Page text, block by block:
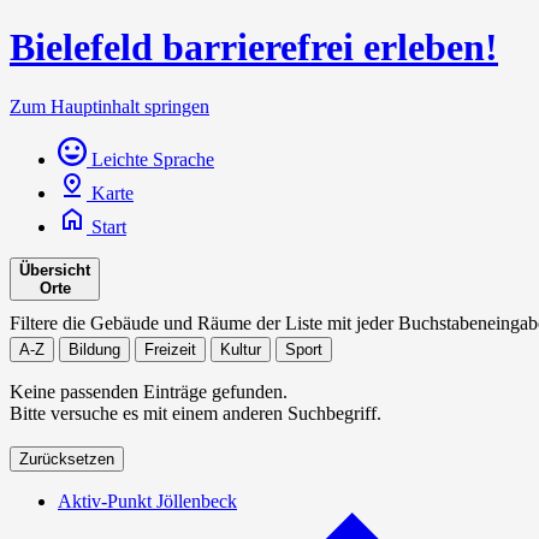
Bielefeld barrierefrei erleben!
Zum Hauptinhalt springen
Leichte Sprache
Karte
Start
Übersicht
Orte
Filtere die Gebäude und Räume der Liste mit jeder
A-Z Bildung Freizeit Kultur Sport
Keine passenden Einträge gefunden.
Bitte versuche es mit einem anderen Suchbegriff.
Zurücksetzen
Aktiv-Punkt Jöllenbeck